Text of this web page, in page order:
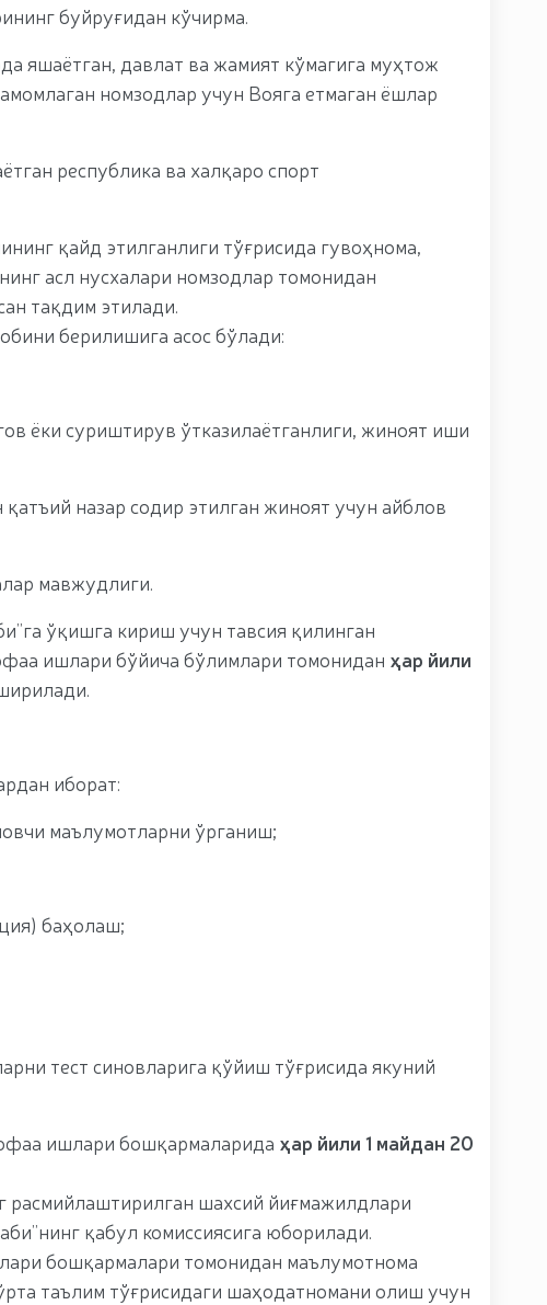
буйруғидан кўчирма.
яшаётган, давлат ва жамият кўмагига муҳтож
номзодлар учун Вояга етмаган ёшлар
республика ва халқаро спорт
қайд этилганлиги тўғрисида гувоҳнома,
асл нусхалари номзодлар томонидан
тақдим этилади.
берилишига асос бўлади:
ёки суриштирув ўтказилаётганлиги, жиноят иши
назар содир этилган жиноят учун айблов
мавжудлиги.
ўқишга кириш учун тавсия қилинган
ишлари бўйича бўлимлари томонидан ҳар йили
иборат:
маълумотларни ўрганиш;
баҳолаш;
тест синовларига қўйиш тўғрисида якуний
ишлари бошқармаларида ҳар йили 1 майдан 20
шахсий йиғмажилдлари
қабул комиссиясига юборилади.
бошқармалари томонидан маълумотнома
таълим тўғрисидаги шаҳодатномани олиш учун